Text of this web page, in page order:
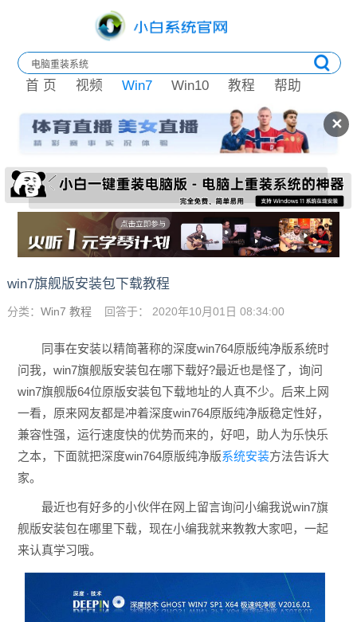
✕
首 页 视频 Win7 Win10 教程 帮助
win7旗舰版安装包下载教程
分类： Win7 教程 回答于： 2020年10月01日 08:34:00
同事在安装以精简著称的深度win764原版纯净版系统时
问我，win7旗舰版安装包在哪下载好?最近也是怪了，询问
win7旗舰版64位原版安装包下载地址的人真不少。后来上网
一看，原来网友都是冲着深度win764原版纯净版稳定性好，
兼容性强，运行速度快的优势而来的，好吧，助人为乐快乐
之本，下面就把深度win764原版纯净版系统安装方法告诉大
家。
最近也有好多的小伙伴在网上留言询问小编我说win7旗
舰版安装包在哪里下载，现在小编我就来教教大家吧，一起
来认真学习哦。